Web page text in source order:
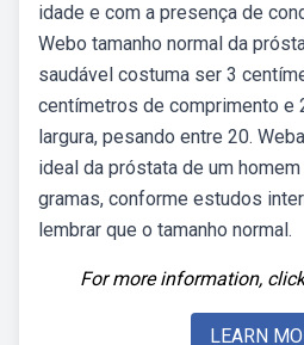
idade e com a presença de
Webo tamanho normal da
saudável costuma ser 3
centímetros de comprimento e
largura, pesando entre 20.
ideal da próstata de um
gramas, conforme estudos
lembrar que o tamanho normal.
For more information,
LEARN